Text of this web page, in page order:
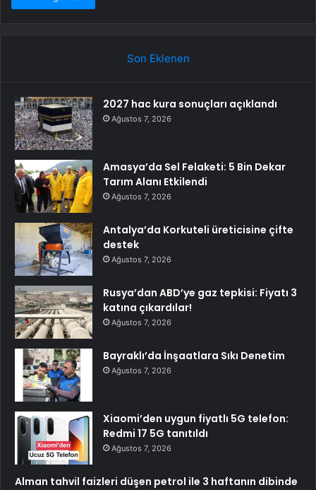
Son Eklenen
2027 hac kura sonuçları açıklandı
Ağustos 7, 2026
Amasya’da Sel Felaketi: 5 Bin Dekar
Tarım Alanı Etkilendi
Ağustos 7, 2026
Antalya’da Korkuteli üreticisine çifte
destek
Ağustos 7, 2026
Rusya’dan ABD’ye gaz tepkisi: Fiyatı 3
katına çıkardılar!
Ağustos 7, 2026
Bayraklı’da İnşaatlara Sıkı Denetim
Ağustos 7, 2026
Xiaomi’den uygun fiyatlı 5G telefon:
Redmi 17 5G tanıtıldı
Ağustos 7, 2026
Alman tahvil faizleri düşen petrol ile 3 haftanın dibinde